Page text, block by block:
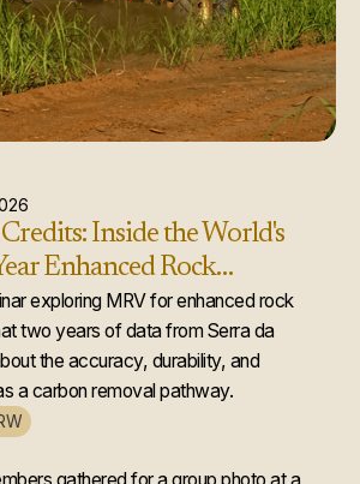
Inside the World's
Enhanced Rock
Issuance
exploring MRV for enhanced rock
two years of data from Serra da
the accuracy, durability, and
a carbon removal pathway.